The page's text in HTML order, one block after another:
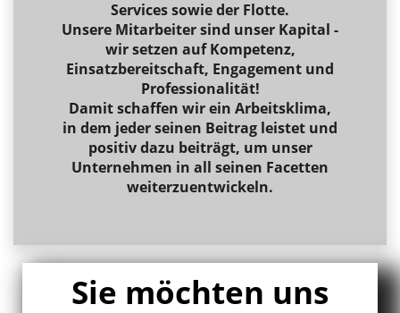
Services sowie der Flotte.
Unsere Mitarbeiter sind unser Kapital -
wir setzen auf Kompetenz,
Einsatzbereitschaft, Engagement und
Professionalität!
Damit schaffen wir ein Arbeitsklima,
in dem jeder seinen Beitrag leistet und
positiv dazu beiträgt, um unser
Unternehmen in all seinen Facetten
weiterzuentwickeln.
Sie möchten uns